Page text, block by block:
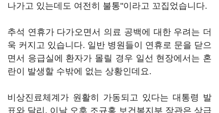
나가고 있는데도 여전히 불통"이라고 꼬집었습니다.
추석 연휴가 다가오면서 의료 공백에 대한 우려는 더
욱 커지고 있습니다. 일반 병원들이 연휴로 문을 닫으
면서 응급실에 환자가 몰릴 경우 일선 현장에서는 혼
란이 발생할 수밖에 없는 상황인데요.
비상진료체계가 원활히 가동되고 있다는 대통령 발
표와 달리, 이날 오후 조규홍 보건복지부 장관은 상급